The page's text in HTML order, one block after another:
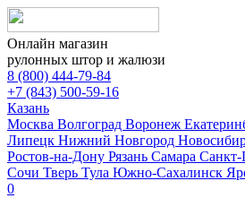
Онлайн магазин
рулонных штор и жалюзи
8 (800) 444-79-84
+7 (843) 500-59-16
Казань
Москва Волгоград Воронеж
Липецк Нижний Новгород
Ростов-на-Дону Рязань Самара Санкт-
Сочи Тверь Тула Южно-Сахалинск
0